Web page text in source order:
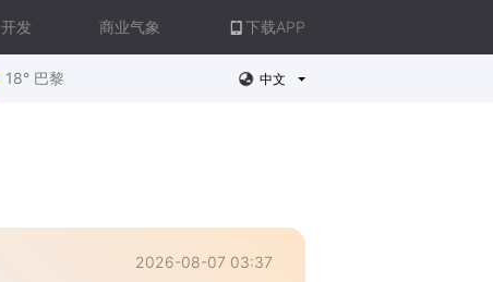
开发 商业气象 下载APP
18° 巴黎 中文
2026-08-07 03:37